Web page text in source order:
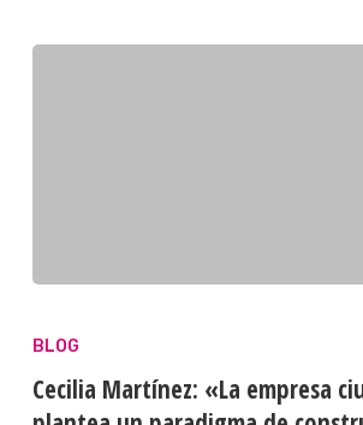
BLOG
Cecilia Martínez: «La empresa